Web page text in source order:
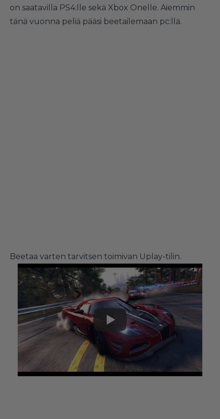
on saatavilla PS4:lle sekä Xbox Onelle. Aiemmin
tänä vuonna peliä pääsi beetailemaan pc:llä.
Beetaa varten tarvitsen toimivan Uplay-tilin.